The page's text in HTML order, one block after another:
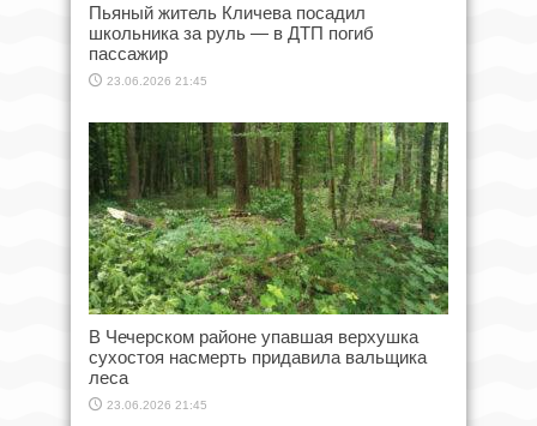
Пьяный житель Кличева посадил
школьника за руль — в ДТП погиб
пассажир
23.06.2026 21:45
В Чечерском районе упавшая верхушка
сухостоя насмерть придавила вальщика
леса
23.06.2026 21:45